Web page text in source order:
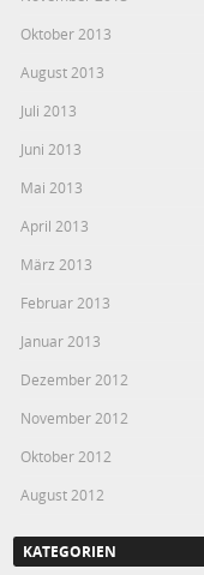
Oktober 2013
August 2013
Juli 2013
Juni 2013
Mai 2013
April 2013
März 2013
Februar 2013
Januar 2013
Dezember 2012
November 2012
Oktober 2012
August 2012
KATEGORIEN